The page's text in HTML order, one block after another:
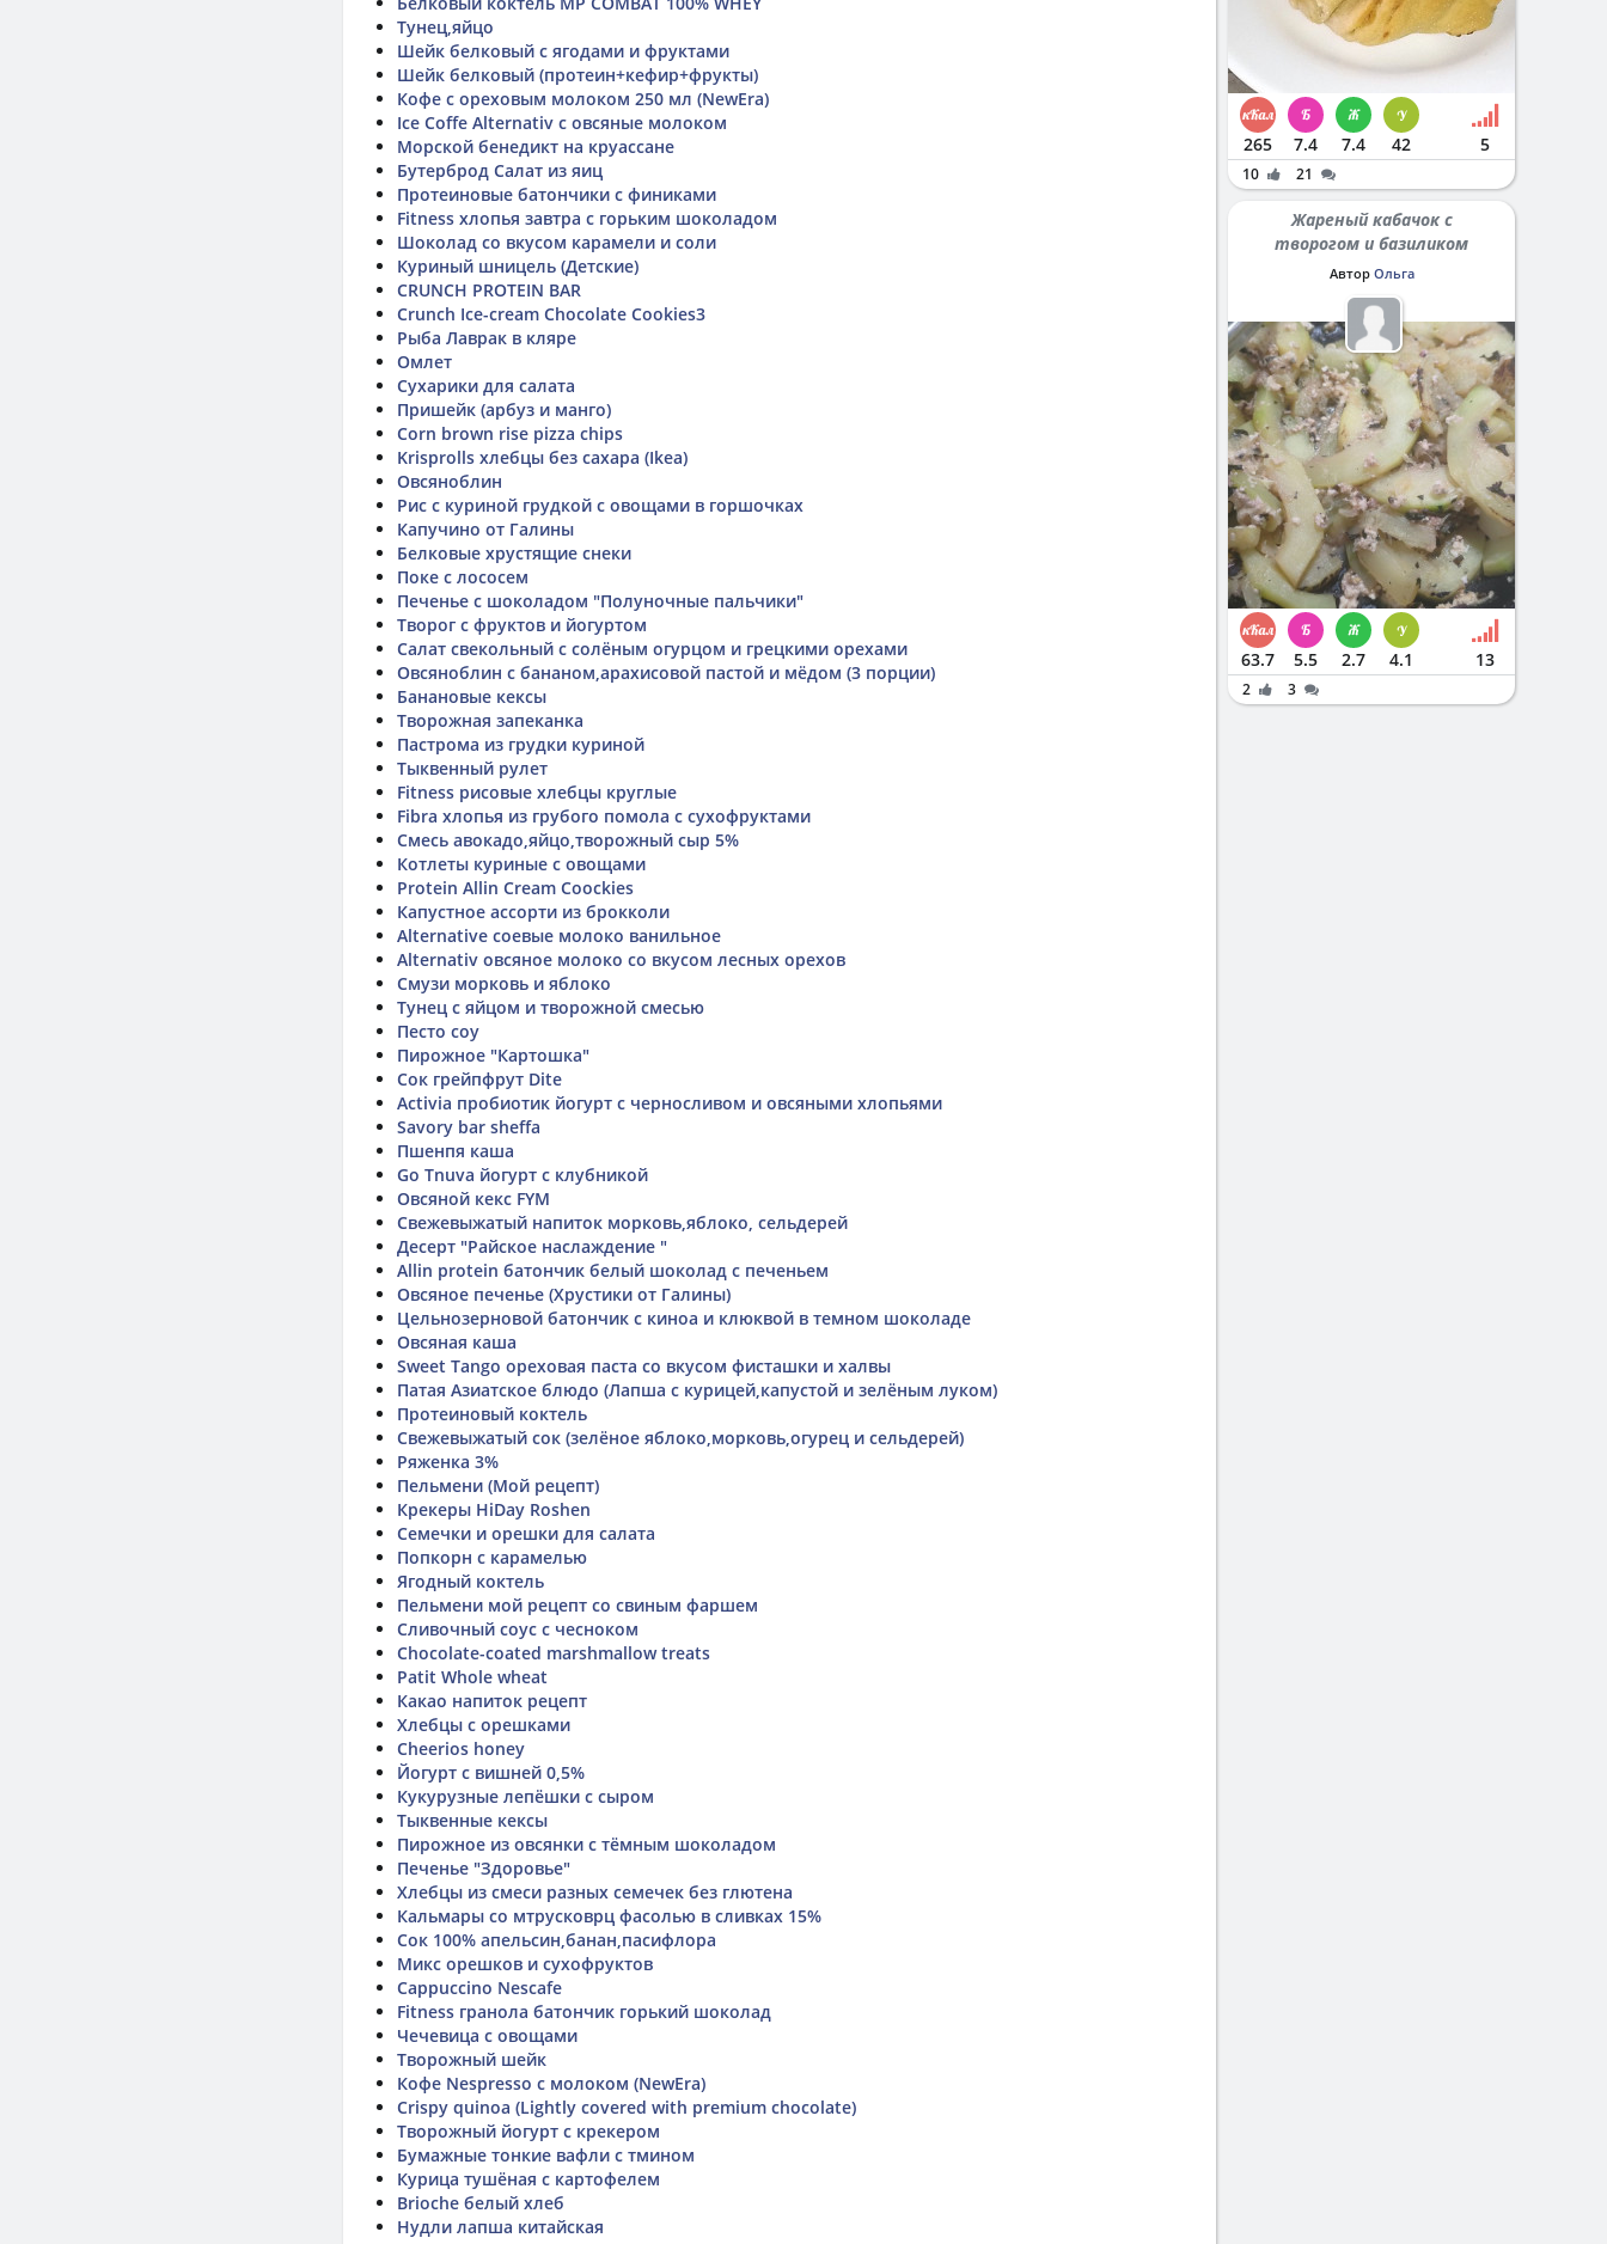
Тунец,яйцо
Шейк белковый с ягодами и фруктами
Шейк белковый (протеин+кефир+фрукты)
Кофе с ореховым молоком 250 мл (NewEra)
Ice Coffe Alternativ с овсяные молоком
Морской бенедикт на круассане
Бутерброд Салат из яиц
Протеиновые батончики с финиками
Fitness хлопья завтра с горьким шоколадом
Шоколад со вкусом карамели и соли
Куриный шницель (Детские)
CRUNCH PROTEIN BAR
Crunch Ice-cream Chocolate Cookies3
Рыба Лаврак в кляре
Омлет
Сухарики для салата
Пришейк (арбуз и манго)
Corn brown rise pizza chips
Krisprolls хлебцы без сахара (Ikea)
Овсяноблин
Рис с куриной грудкой с овощами в горшочках
Капучино от Галины
Белковые хрустящие снеки
Поке с лососем
Печенье с шоколадом "Полуночные пальчики"
Творог с фруктов и йогуртом
Салат свекольный с солёным огурцом и грецкими орехами
Овсяноблин с бананом,арахисовой пастой и мёдом (3 порции)
Банановые кексы
Творожная запеканка
Пастрома из грудки куриной
Тыквенный рулет
Fitness рисовые хлебцы круглые
Fibra хлопья из грубого помола с сухофруктами
Смесь авокадо,яйцо,творожный сыр 5%
Котлеты куриные с овощами
Protein Allin Cream Coockies
Капустное ассорти из брокколи
Alternative соевые молоко ванильное
Alternativ овсяное молоко со вкусом лесных орехов
Смузи морковь и яблоко
Тунец с яйцом и творожной смесью
Песто соу
Пирожное "Картошка"
Сок грейпфрут Dite
Activia пробиотик йогурт с черносливом и овсяными хлопьями
Savory bar sheffa
Пшенпя каша
Go Tnuva йогурт с клубникой
Овсяной кекс FYM
Cвежевыжатый напиток морковь,яблоко, сельдерей
Десерт "Райское наслаждение "
Allin protein батончик белый шоколад с печеньем
Овсяное печенье (Хрустики от Галины)
Цельнозерновой батончик с киноа и клюквой в темном шоколаде
Овсяная каша
Sweet Tango ореховая паста со вкусом фисташки и халвы
Патая Азиатское блюдо (Лапша с курицей,капустой и зелёным луком)
Протеиновый коктель
Свежевыжатый сок (зелёное яблоко,морковь,огурец и сельдерей)
Ряженка 3%
Пельмени (Мой рецепт)
Крекеры HiDay Roshen
Семечки и орешки для салата
Попкорн с карамелью
Ягодный коктель
Пельмени мой рецепт со свиным фаршем
Сливочный соус с чесноком
Chocolate-coated marshmallow treats
Patit Whole wheat
Какао напиток рецепт
Хлебцы с орешками
Cheerios honey
Йогурт с вишней 0,5%
Кукурузные лепёшки с сыром
Тыквенные кексы
Пирожное из овсянки с тёмным шоколадом
Печенье "Здоровье"
Хлебцы из смеси разных семечек без глютена
Кальмары со мтрусковрц фасолью в сливках 15%
Сок 100% апельсин,банан,пасифлора
Микс орешков и сухофруктов
Cappuccino Nescafe
Fitness гранола батончик горький шоколад
Чечевица с овощами
Творожный шейк
Кофе Nespresso с молоком (NewEra)
Crispy quinoa (Lightly covered with premium chocolate)
Творожный йогурт с крекером
Бумажные тонкие вафли с тмином
Курица тушёная с картофелем
Brioche белый хлеб
Нудли лапша китайская
265 7.4 7.4 42 5
10 21
Жареный кабачок с
творогом и базиликом
Автор Ольга
63.7 5.5 2.7 4.1 13
2 3